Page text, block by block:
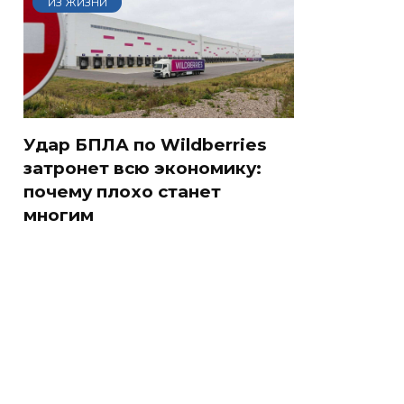
Удар БПЛА по Wildberries
затронет всю экономику:
почему плохо станет
многим